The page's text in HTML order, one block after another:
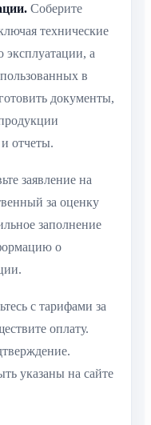
Соберите
технические
эксплуатации, а
в
документы,
отчеты.
заявление на
за оценку
заполнение
о
с тарифами за
оплату.
указаны на сайте